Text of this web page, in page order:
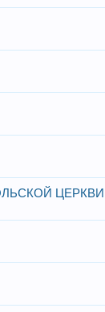
ЦЕРКВИ